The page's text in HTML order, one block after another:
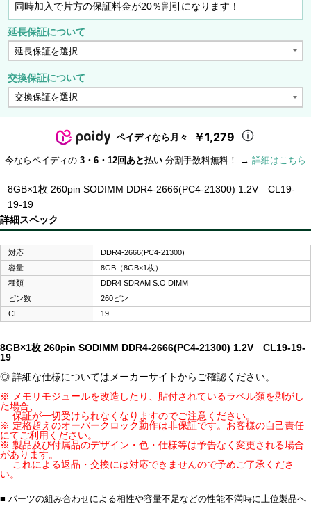
同時加入で片方の保証料金が20％割引になります！
延長保証について
交換保証について
ペイディなら月々 ￥1,279
今ならペイディの 3・6・12回あと払い 分割手数料無料！ → 詳細はこちら
8GB×1枚 260pin SODIMM DDR4-2666(PC4-21300) 1.2V CL19-
19-19
詳細スペック
対応
DDR4-2666(PC4-21300)
容量
8GB（8GB×1枚）
種類
DDR4 SDRAM S.O DIMM
ピン数
260ピン
CL
19
8GB×1枚 260pin SODIMM DDR4-2666(PC4-21300) 1.2V CL19-19-
19
◎ 詳細な仕様についてはメーカーサイトからご確認ください。
※ メモリモジュールを改造したり、貼付されているラベル類を剥がし
た場合、
保証が一切受けられなくなりますのでご注意ください。
※ 定格超えのオーバークロック動作は非保証です。お客様の自己責任
にてご利用ください。
※ 製品及び付属品のデザイン・色・仕様等は予告なく変更される場合
があります。
これによる返品・交換には対応できませんので予めご了承くださ
い。
■ パーツの組み合わせによる相性や容量不足などの性能不満時に上位製品へ